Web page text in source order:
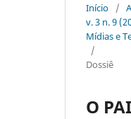
Início /
v. 3 n. 9
Mídias e
/
Dossiê
O